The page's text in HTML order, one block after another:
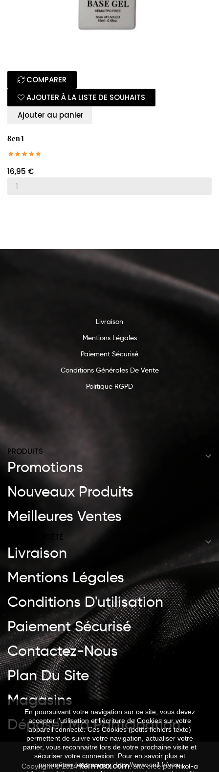
COMPARER
AJOUTER À LA LISTE DE SOUHAITS
Ajouter au panier
8en1
16,95 €
Livraison
Mentions Légales
Paiement Sécurisé
Conditions Générales De Vente
Politique RGPD
PRODUITS 
Promotions
Nouveaux Produits
Meilleures Ventes
NOTRE SOCIÉTÉ 
Livraison
Mentions Légales
Conditions D'utilisation
Paiement Sécurisé
Contactez-Nous
Plan Du Site
Magasins
Déposer Ma Participation
En poursuivant votre navigation sur ce site, vous devez
accepter l’utilisation et l'écriture de Cookies sur votre
appareil connecté. Ces Cookies (petits fichiers texte)
permettent de suivre votre navigation, actualiser votre
panier, vous reconnaitre lors de votre prochaine visite et
sécuriser votre connexion. Pour en savoir plus et
paramétrer les traceurs: http://www.cnil.fr/vos-
Copyright © 2024Kermaxx.com. Site créé parNikol-a